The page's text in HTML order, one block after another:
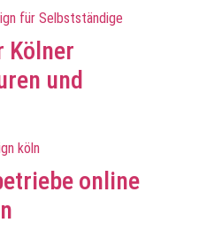
Kölner
und
online